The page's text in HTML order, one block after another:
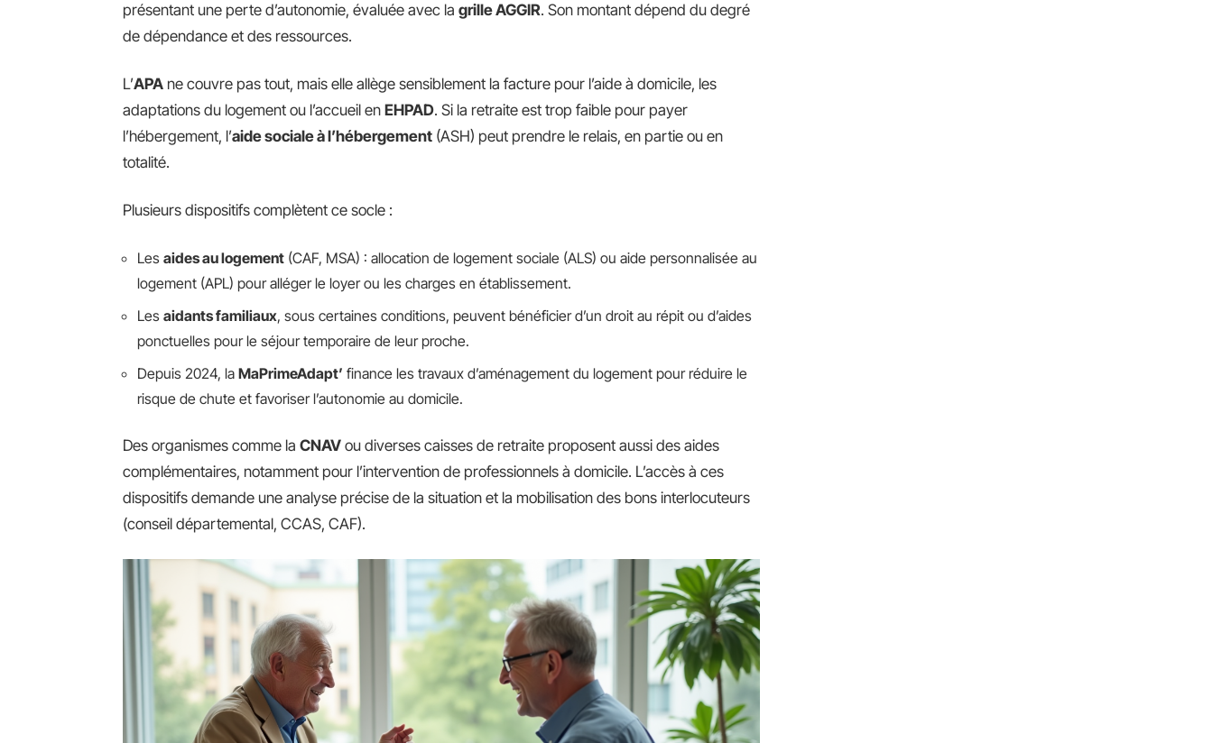
présentant une perte d’autonomie, évaluée avec la grille AGGIR. Son montant dépend du degré
de dépendance et des ressources.
L’APA ne couvre pas tout, mais elle allège sensiblement la facture pour l’aide à domicile, les
adaptations du logement ou l’accueil en EHPAD. Si la retraite est trop faible pour payer
l’hébergement, l’aide sociale à l’hébergement (ASH) peut prendre le relais, en partie ou en
totalité.
Plusieurs dispositifs complètent ce socle :
Les aides au logement (CAF, MSA) : allocation de logement sociale (ALS) ou aide personnalisée au
logement (APL) pour alléger le loyer ou les charges en établissement.
Les aidants familiaux, sous certaines conditions, peuvent bénéficier d’un droit au répit ou d’aides
ponctuelles pour le séjour temporaire de leur proche.
Depuis 2024, la MaPrimeAdapt’ finance les travaux d’aménagement du logement pour réduire le
risque de chute et favoriser l’autonomie au domicile.
Des organismes comme la CNAV ou diverses caisses de retraite proposent aussi des aides
complémentaires, notamment pour l’intervention de professionnels à domicile. L’accès à ces
dispositifs demande une analyse précise de la situation et la mobilisation des bons interlocuteurs
(conseil départemental, CCAS, CAF).